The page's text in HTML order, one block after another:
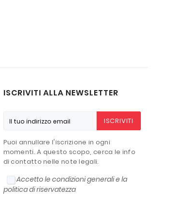
ISCRIVITI ALLA NEWSLETTER
ISCRIVITI
Puoi annullare l'iscrizione in ogni
momenti. A questo scopo, cerca le info
di contatto nelle note legali.
Accetto le condizioni generali e la
politica di riservatezza